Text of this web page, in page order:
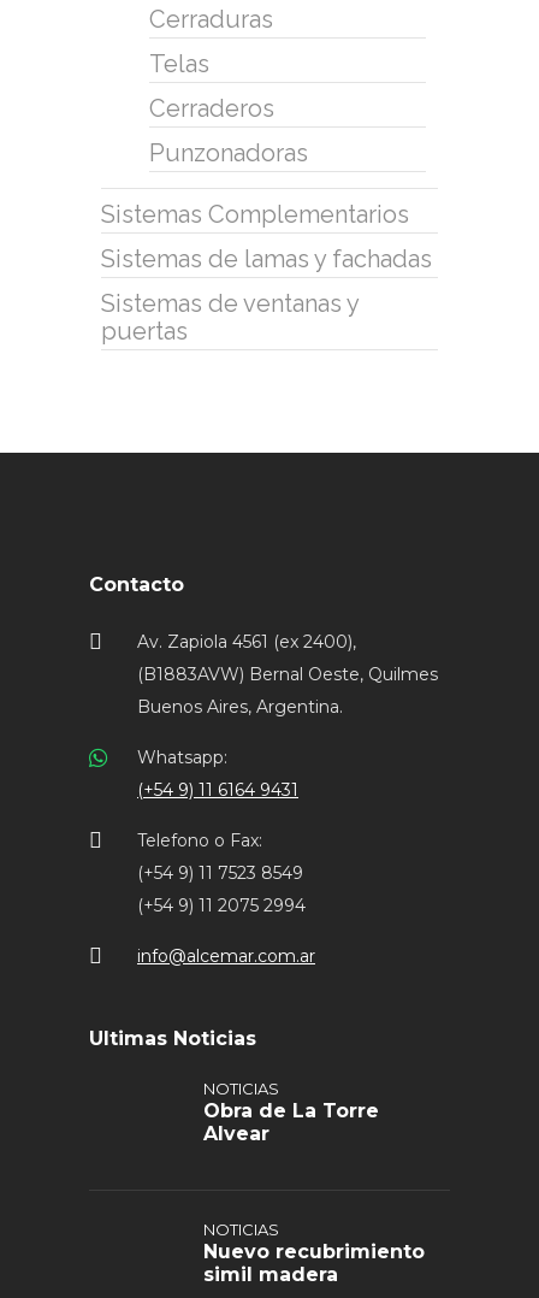
Cerraduras
Telas
Cerraderos
Punzonadoras
Sistemas Complementarios
Sistemas de lamas y fachadas
Sistemas de ventanas y
puertas
Contacto
Av. Zapiola 4561 (ex 2400),
(B1883AVW) Bernal Oeste, Quilmes
Buenos Aires, Argentina.
Whatsapp:
(+54 9) 11 6164 9431
Telefono o Fax:
(+54 9) 11 7523 8549
(+54 9) 11 2075 2994
info@alcemar.com.ar
Ultimas Noticias
NOTICIAS
Obra de La Torre
Alvear
NOTICIAS
Nuevo recubrimiento
simil madera